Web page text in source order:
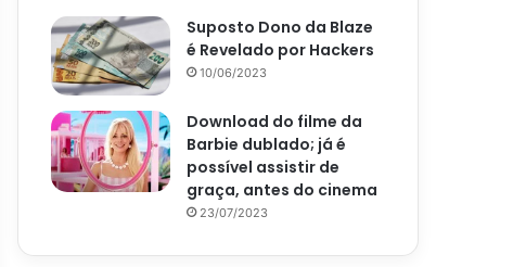
Suposto Dono da Blaze
é Revelado por Hackers
10/06/2023
Download do filme da
Barbie dublado; já é
possível assistir de
graça, antes do cinema
23/07/2023